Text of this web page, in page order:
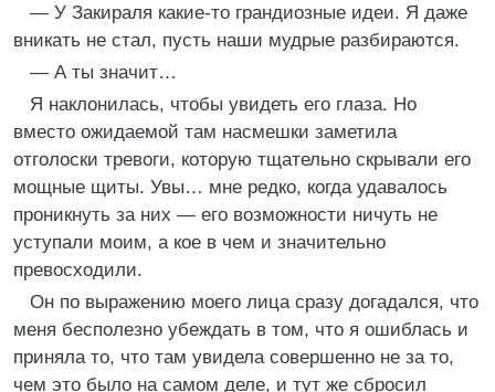
— У Закираля какие-то грандиозные идеи. Я даже
вникать не стал, пусть наши мудрые разбираются.
— А ты значит…
Я наклонилась, чтобы увидеть его глаза. Но
вместо ожидаемой там насмешки заметила
отголоски тревоги, которую тщательно скрывали его
мощные щиты. Увы… мне редко, когда удавалось
проникнуть за них — его возможности ничуть не
уступали моим, а кое в чем и значительно
превосходили.
Он по выражению моего лица сразу догадался, что
меня бесполезно убеждать в том, что я ошиблась и
приняла то, что там увидела совершенно не за то,
чем это было на самом деле, и тут же сбросил